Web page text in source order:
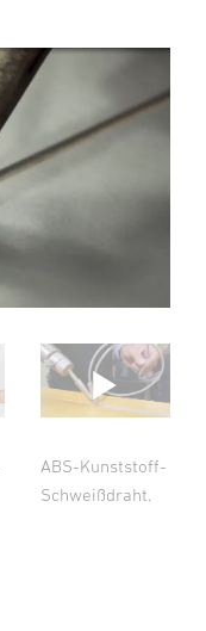
ABS-Kunststoff-
Schweißdraht.